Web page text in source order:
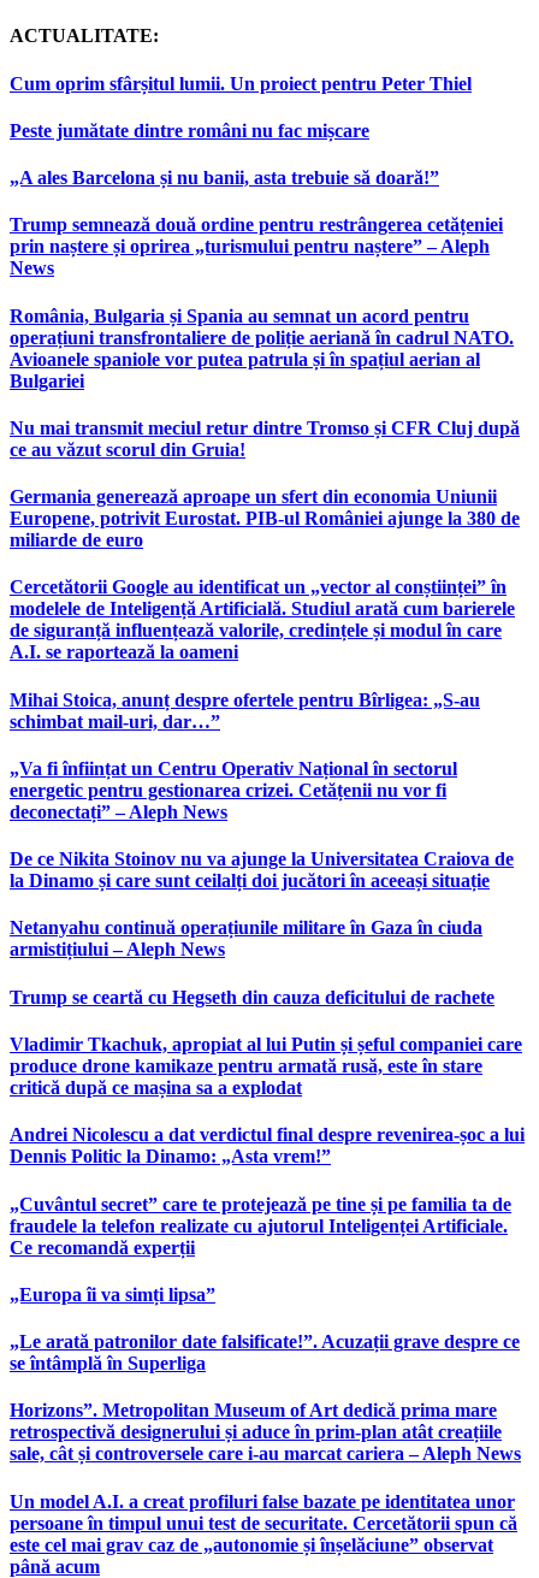
ACTUALITATE:
Cum oprim sfârșitul lumii. Un proiect pentru Peter Thiel
Peste jumătate dintre români nu fac mișcare
„A ales Barcelona și nu banii, asta trebuie să doară!”
Trump semnează două ordine pentru restrângerea cetățeniei
prin naștere și oprirea „turismului pentru naștere” – Aleph
News
România, Bulgaria și Spania au semnat un acord pentru
operațiuni transfrontaliere de poliție aeriană în cadrul NATO.
Avioanele spaniole vor putea patrula și în spațiul aerian al
Bulgariei
Nu mai transmit meciul retur dintre Tromso și CFR Cluj după
ce au văzut scorul din Gruia!
Germania generează aproape un sfert din economia Uniunii
Europene, potrivit Eurostat. PIB-ul României ajunge la 380 de
miliarde de euro
Cercetătorii Google au identificat un „vector al conștiinței” în
modelele de Inteligență Artificială. Studiul arată cum barierele
de siguranță influențează valorile, credințele și modul în care
A.I. se raportează la oameni
Mihai Stoica, anunț despre ofertele pentru Bîrligea: „S-au
schimbat mail-uri, dar…”
„Va fi înființat un Centru Operativ Național în sectorul
energetic pentru gestionarea crizei. Cetățenii nu vor fi
deconectați” – Aleph News
De ce Nikita Stoinov nu va ajunge la Universitatea Craiova de
la Dinamo și care sunt ceilalți doi jucători în aceeași situație
Netanyahu continuă operațiunile militare în Gaza în ciuda
armistițiului – Aleph News
Trump se ceartă cu Hegseth din cauza deficitului de rachete
Vladimir Tkachuk, apropiat al lui Putin și șeful companiei care
produce drone kamikaze pentru armată rusă, este în stare
critică după ce mașina sa a explodat
Andrei Nicolescu a dat verdictul final despre revenirea-șoc a lui
Dennis Politic la Dinamo: „Asta vrem!”
„Cuvântul secret” care te protejează pe tine și pe familia ta de
fraudele la telefon realizate cu ajutorul Inteligenței Artificiale.
Ce recomandă experții
„Europa îi va simți lipsa”
„Le arată patronilor date falsificate!”. Acuzații grave despre ce
se întâmplă în Superliga
Horizons”. Metropolitan Museum of Art dedică prima mare
retrospectivă designerului și aduce în prim-plan atât creațiile
sale, cât și controversele care i-au marcat cariera – Aleph News
Un model A.I. a creat profiluri false bazate pe identitatea unor
persoane în timpul unui test de securitate. Cercetătorii spun că
este cel mai grav caz de „autonomie și înșelăciune” observat
până acum